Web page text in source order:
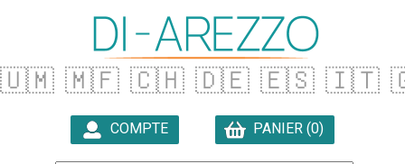
🇺🇲 🇲🇫 🇨🇭 🇩🇪 🇪🇸 🇮🇹
COMPTE PANIER (0)